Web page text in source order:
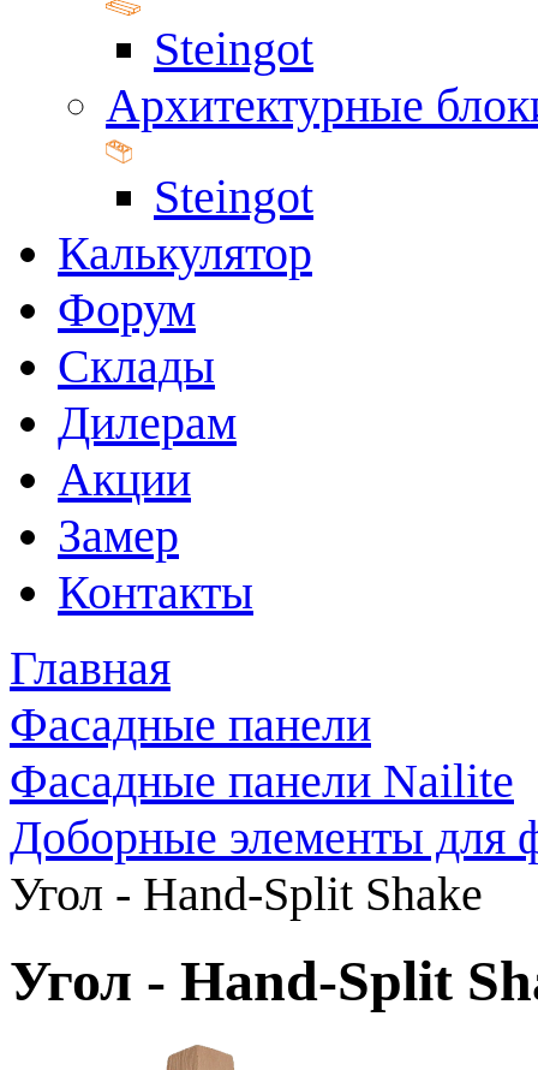
Steingot
Архитектурные
Steingot
Калькулятор
Форум
Склады
Дилерам
Акции
Замер
Контакты
Главная
Фасадные панели
Фасадные панели Nailite
Доборные элементы для
Угол - Hand-Split Shake
Угол - Hand-Split